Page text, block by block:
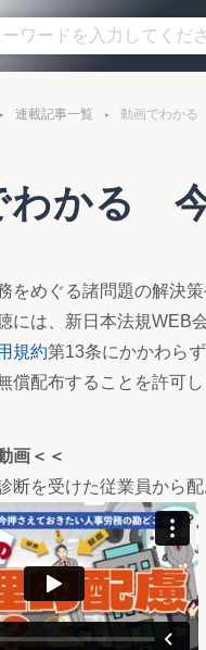
連載記事一覧 動画でわかる
わかる 今
をめぐる諸問題の解決
には、新日本法規WEB
規約第13条にかかわら
償配布することを許可し
画＜＜
断を受けた従業員から